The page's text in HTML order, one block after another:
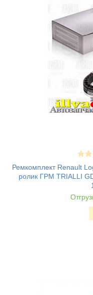
Ремкомплект Renault
ролик ГРМ TRIALLI